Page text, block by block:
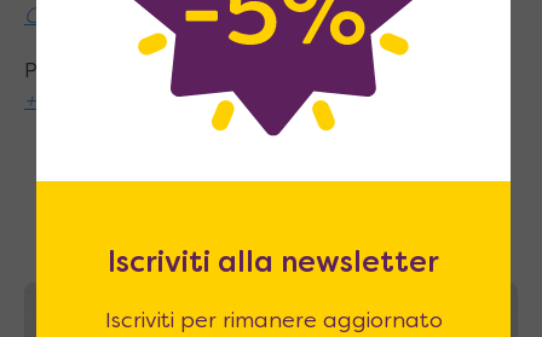
Compila il form ora!
Per una consulenza rapida chiama il numero
+39 06 22772112
A casa tua in 43~49 giorni
Iscriviti alla newsletter
Iscriviti per rimanere aggiornato